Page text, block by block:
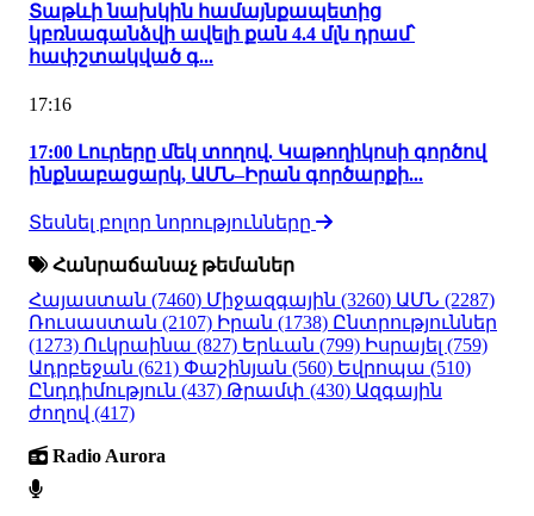
Տաթևի նախկին համայնքապետից
կբռնագանձվի ավելի քան 4.4 մլն դրամ՝
հափշտակված գ...
17:16
17:00 Լուրերը մեկ տողով. Կաթողիկոսի գործով
ինքնաբացարկ, ԱՄՆ–Իրան գործարքի...
Տեսնել բոլոր նորությունները
Հանրաճանաչ թեմաներ
Հայաստան (7460) Միջազգային (3260) ԱՄՆ (2287)
Ռուսաստան (2107) Իրան (1738) Ընտրություններ
(1273) Ուկրաինա (827) Երևան (799) Իսրայել (759)
Ադրբեջան (621) Փաշինյան (560) Եվրոպա (510)
Ընդդիմություն (437) Թրամփ (430) Ազգային
ժողով (417)
Radio Aurora